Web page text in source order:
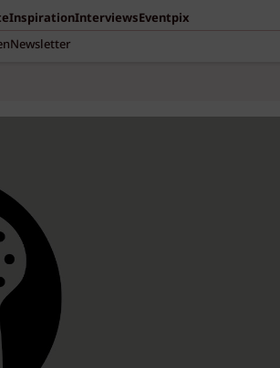
InspirationInterviewsEventpix
Newsletter